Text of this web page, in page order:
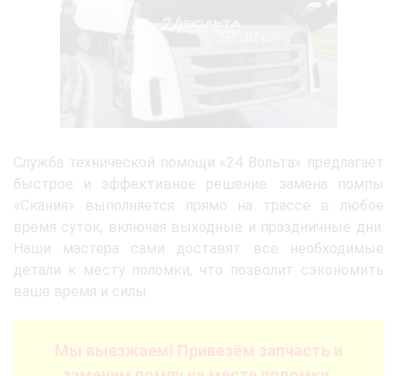
Служба технической помощи «24 Вольта» предлагает
быстрое и эффективное решение: замена помпы
«Скания» выполняется прямо на трассе в любое
время суток, включая выходные и праздничные дни.
Наши мастера сами доставят все необходимые
детали к месту поломки, что позволит сэкономить
ваше время и силы.
Мы выезжаем! Привезём запчасть и